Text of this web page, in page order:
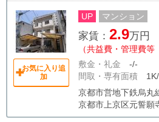
お気に入り追
加
UP マンション
家賃： 2.9万円
（共益費・管理費
敷金・礼金 -/-
間取・専有面積 1K/
京都市営地下鉄烏丸
京都市上京区元誓願